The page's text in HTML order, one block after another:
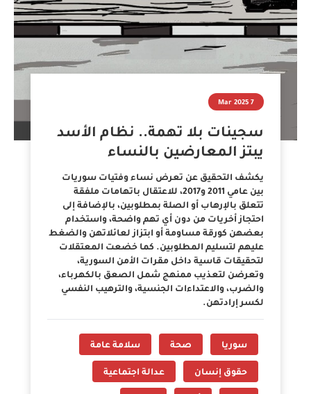
7 Mar 2025
سجينات بلا تهمة.. نظام الأسد
يبتز المعارضين بالنساء
يكشف التحقيق عن تعرض نساء وفتيات سوريات
بين عامي 2011 و2017، للاعتقال باتهامات ملفقة
تتعلق بالإرهاب أو الصلة بمطلوبين، بالإضافة إلى
احتجاز أخريات من دون أي تهم واضحة، واستخدام
بعضهن كورقة مساومة أو ابتزاز لعائلاتهن والضغط
عليهم لتسليم المطلوبين. كما خضعت المعتقلات
لتحقيقات قاسية داخل مقرات الأمن السورية،
وتعرضن لتعذيب ممنهج شمل الصعق بالكهرباء،
والضرب، والاعتداءات الجنسية، والترهيب النفسي
لكسر إرادتهن.
سوريا صحة سلامة عامة
حقوق إنسان عدالة اجتماعية